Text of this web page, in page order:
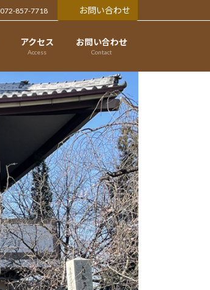
072-857-7718 お問い合わせ
アクセス
Access
お問い合わせ
Contact